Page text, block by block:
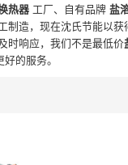
热器 工厂、自有品牌盐
制造，现在沈氏节能以
时响应，我们不是最低价
的服务。